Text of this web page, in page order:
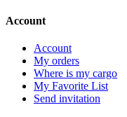
Account
Account
My orders
Where is my cargo
My Favorite List
Send invitation